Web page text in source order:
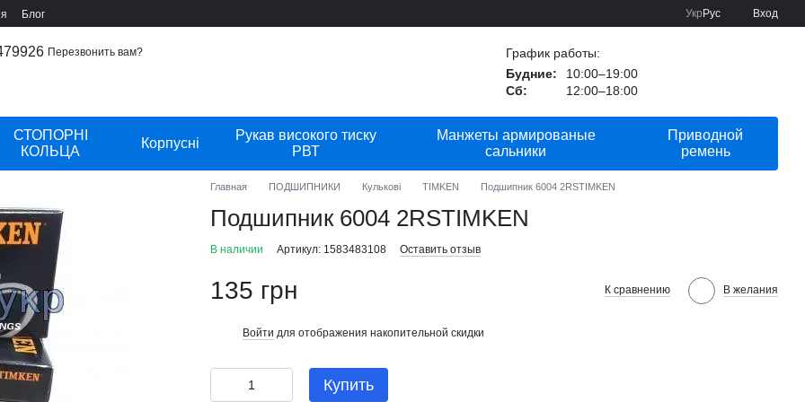
Блог Укр Рус Вход
Перезвонить вам?
График работы:
Будние:
10:00–19:00
Сб:
12:00–18:00
СТОПОРНІ
КОЛЬЦА
Корпусні
Рукав високого тиску
РВТ
Манжеты армированые
сальники
Приводной
ремень
Главная ПОДШИПНИКИ Кулькові TIMKEN Подшипник 6004 2RSTIMKEN
Подшипник 6004 2RSTIMKEN
В наличии Артикул: 1583483108 Оставить отзыв
135 грн К сравнению В желания
Войти для отображения накопительной скидки
Купить